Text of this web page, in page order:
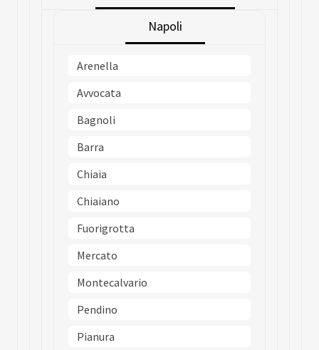
Napoli
Arenella
Avvocata
Bagnoli
Barra
Chiaia
Chiaiano
Fuorigrotta
Mercato
Montecalvario
Pendino
Pianura